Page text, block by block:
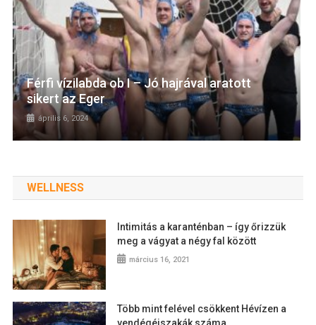
Férfi vízilabda ob I – Jó hajrával aratott
sikert az Eger
április 6, 2024
WELLNESS
Intimitás a karanténban – így őrizzük
meg a vágyat a négy fal között
március 16, 2021
Több mint felével csökkent Hévízen a
vendégéjszakák száma